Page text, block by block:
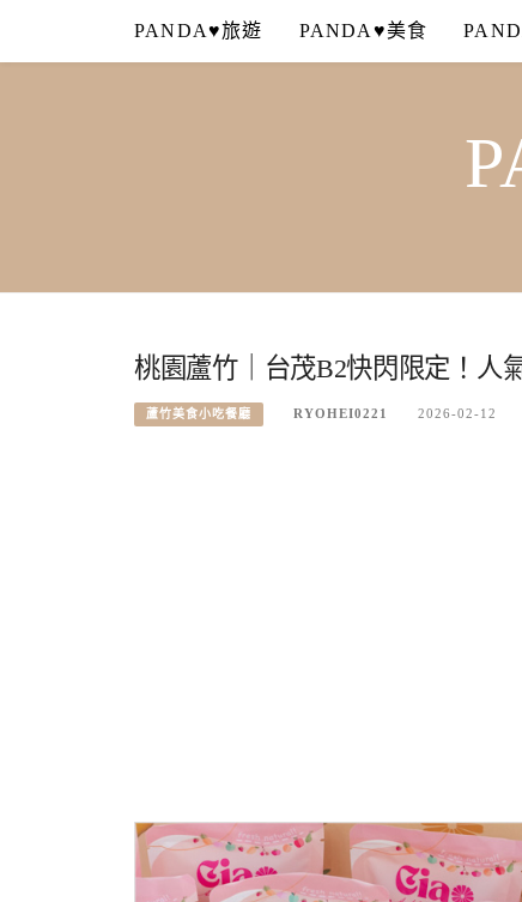
content
PANDA♥旅遊 PANDA♥美食
桃園蘆竹｜台茂B2快閃限定！人
蘆竹美食小吃餐廳 RYOHEI0221 2026-02-12